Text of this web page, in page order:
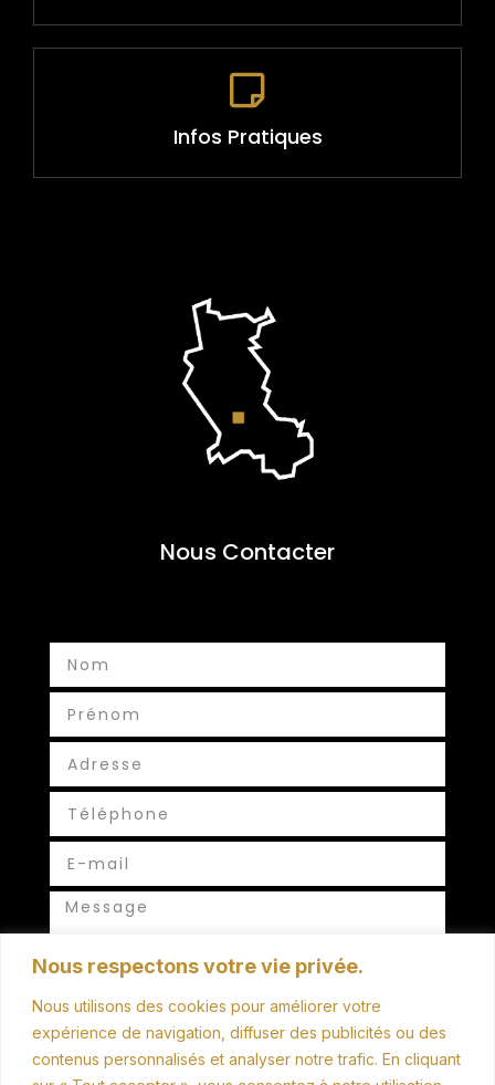
Nous respectons votre vie privée.
Nous utilisons des cookies pour améliorer votre
expérience de navigation, diffuser des publicités ou des
contenus personnalisés et analyser notre trafic. En cliquant
Infos Pratiques
Nous Contacter
ENVOYER